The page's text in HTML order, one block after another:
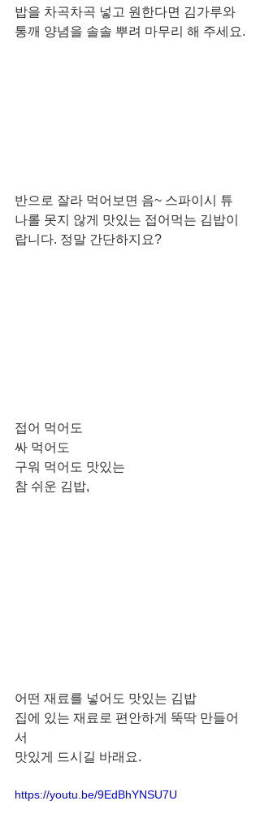
밥을 차곡차곡 넣고 원한다면 김가루와
통깨 양념을 솔솔 뿌려 마무리 해 주세요.
반으로 잘라 먹어보면 음~ 스파이시 튜
나롤 못지 않게 맛있는 접어먹는 김밥이
랍니다. 정말 간단하지요?
접어 먹어도
싸 먹어도
구워 먹어도 맛있는
참 쉬운 김밥,
어떤 재료를 넣어도 맛있는 김밥
집에 있는 재료로 편안하게 뚝딱 만들어
서
맛있게 드시길 바래요.
https://youtu.be/9EdBhYNSU7U